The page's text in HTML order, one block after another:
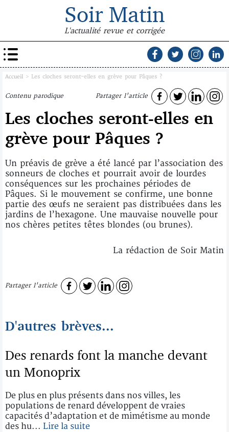
Soir Matin
L'actualité revue et corrigée
Accueil > Les cloches seront-elles en grève pour Pâques ?
Contenu parodique Partager l'article
Les cloches seront-elles en
grève pour Pâques ?
Un préavis de grève a été lancé par l’association des
sonneurs de cloches et pourrait avoir de lourdes
conséquences sur les prochaines périodes de
Pâques. Si le mouvement se confirme, une bonne
partie des œufs ne seraient pas distribuées dans les
jardins de l’hexagone. Une mauvaise nouvelle pour
nos chères petites têtes blondes (ou brunes).
La rédaction de Soir Matin
Partager l'article
D'autres brèves...
Des renards font la manche devant
un Monoprix
De plus en plus présents dans nos villes, les
populations de renard développent de vraies
capacités d’adaptation et de mimétisme au monde
des hu... Lire la suite